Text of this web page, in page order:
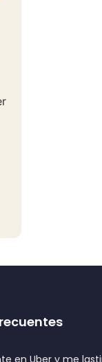
en Uber y me